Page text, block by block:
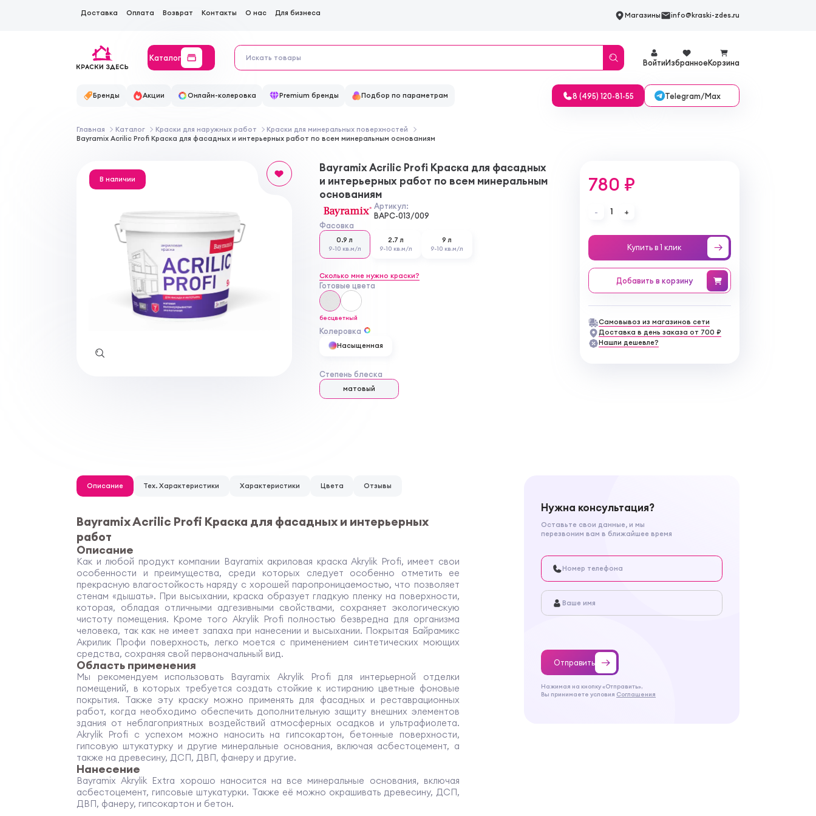
Доставка Оплата Возврат Контакты О нас Для бизнеса Магазины info@kraski-zdes.ru
Каталог
ВойтиИзбранноеКорзина
Бренды Акции Онлайн-колеровка Premium бренды Подбор по параметрам 8 (495) 120-81-55 Telegram/Max
Главная Каталог Краски для наружных работ
Краски для минеральных поверхностей
Bayramix Acrilic Profi Краска для фасадных и интерьерных работ по всем минеральным основаниям
В наличии
Bayramix Acrilic Profi Краска для фасадных
и интерьерных работ по всем минеральным
основаниям
Артикул:
BAPC-013/009
Фасовка
0.9 л
9-10 кв.м/л
2.7 л
9-10 кв.м/л
9 л
9-10 кв.м/л
Сколько мне нужно краски?
Готовые цвета
бесцветный
Колеровка
Насыщенная
Степень блеска
матовый
780 ₽
- 1 +
Купить в 1 клик
Добавить в корзину
Самовывоз из магазинов сети
Доставка в день заказа от 700 ₽
Нашли дешевле?
Описание Тех. Характеристики Характеристики Цвета Отзывы
Bayramix Acrilic Profi Краска для фасадных и интерьерных
работ
Описание
Как и любой продукт компании Bayramix акриловая краска Akrylik Profi, имеет свои
особенности и преимущества, среди которых следует особенно отметить ее
прекрасную влагостойкость наряду с хорошей паропроницаемостью, что позволяет
стенам «дышать». При высыхании, краска образует гладкую пленку на поверхности,
которая, обладая отличными адгезивными свойствами, сохраняет экологическую
чистоту помещения. Кроме того Akrylik Profi полностью безвредна для организма
человека, так как не имеет запаха при нанесении и высыхании. Покрытая Байрамикс
Акрилик Профи поверхность, легко моется с применением синтетических моющих
средства, сохраняя свой первоначальный вид.
Область применения
Мы рекомендуем использовать Bayramix Akrylik Profi для интерьерной отделки
помещений, в которых требуется создать стойкие к истиранию цветные фоновые
покрытия. Также эту краску можно применять для фасадных и реставрационных
работ, когда необходимо обеспечить дополнительную защиту внешних элементов
здания от неблагоприятных воздействий атмосферных осадков и ультрафиолета.
Akrylik Profi с успехом можно наносить на гипсокартон, бетонные поверхности,
гипсовую штукатурку и другие минеральные основания, включая асбестоцемент, а
также на древесину, ДСП, ДВП, фанеру и другие.
Нанесение
Bayramix Akrylik Extra хорошо наносится на все минеральные основания, включая
асбестоцемент, гипсовые штукатурки. Также её можно окрашивать древесину, ДСП,
ДВП, фанеру, гипсокартон и бетон.
Нужна консультация?
Оставьте свои данные, и мы
перезвоним вам в ближайшее время
Отправить
Нажимая на кнопку «Отправить»,
Вы принимаете условия Соглашения